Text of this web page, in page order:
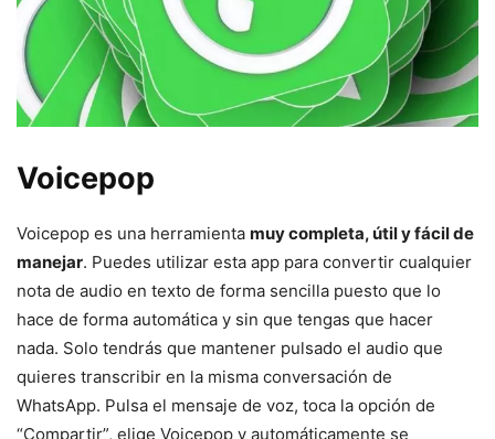
Voicepop
Voicepop es una herramienta muy completa, útil y fácil de
manejar. Puedes utilizar esta app para convertir cualquier
nota de audio en texto de forma sencilla puesto que lo
hace de forma automática y sin que tengas que hacer
nada. Solo tendrás que mantener pulsado el audio que
quieres transcribir en la misma conversación de
WhatsApp. Pulsa el mensaje de voz, toca la opción de
“Compartir”, elige Voicepop y automáticamente se